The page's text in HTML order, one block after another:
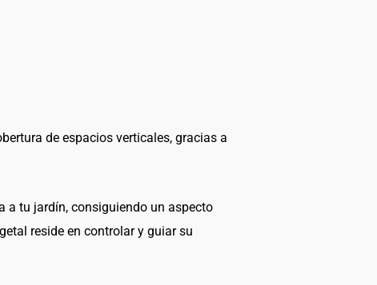
de espacios verticales, gracias a
a tu jardín, consiguiendo un aspecto
reside en controlar y guiar su